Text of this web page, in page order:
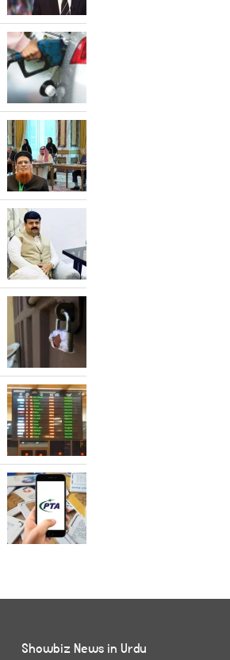
Showbiz News in Urdu